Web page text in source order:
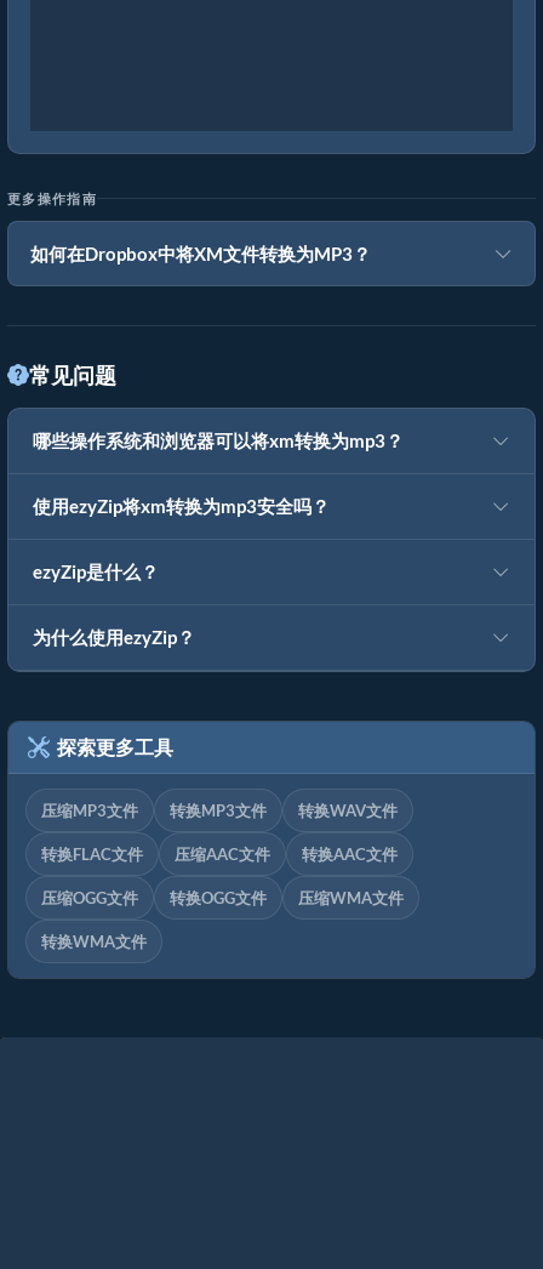
更多操作指南
如何在Dropbox中将XM文件转换为MP3？
常见问题
哪些操作系统和浏览器可以将xm转换为mp3？
使用ezyZip将xm转换为mp3安全吗？
ezyZip是什么？
为什么使用ezyZip？
探索更多工具
压缩MP3文件 转换MP3文件 转换WAV文件
转换FLAC文件 压缩AAC文件 转换AAC文件
压缩OGG文件 转换OGG文件 压缩WMA文件
转换WMA文件